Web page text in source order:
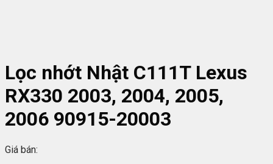
Lọc nhớt Nhật C111T Lexus
RX330 2003, 2004, 2005,
2006 90915-20003
Giá bán: